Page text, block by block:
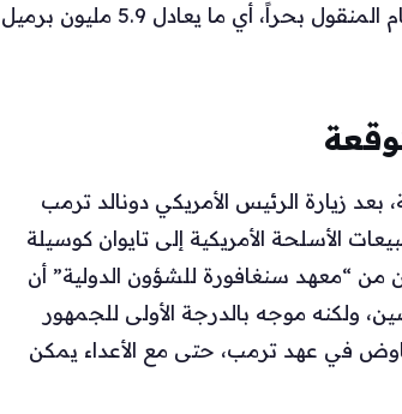
العام الماضي 57 بالمائة من واردات الصين من النفط الخام المنقول بحراً، أي ما يعادل 5.9 مليون برميل
زيارة الرئيس الأمريكي دونالد ترمب
الأسلحة الأمريكية إلى تايوان كوسيلة
“معهد سنغافورة للشؤون الدولية” أن
موجه بالدرجة الأولى للجمهور
في عهد ترمب، حتى مع الأعداء يمكن